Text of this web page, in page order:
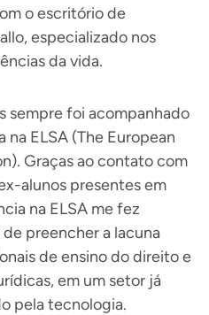
o escritório de
especializado nos
da vida.
sempre foi acompanhado
ELSA (The European
Graças ao contato com
alunos presentes em
na ELSA me fez
preencher a lacuna
de ensino do direito e
em um setor já
pela tecnologia.